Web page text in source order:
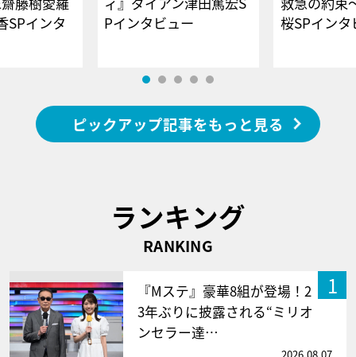
SPインタ
Pインタビュー
桜SPイ
ピックアップ記事をもっと見る
ランキング
RANKING
1
『Mステ』豪華8組が登場！2
3年ぶりに披露される“ミリオ
ンセラー達…